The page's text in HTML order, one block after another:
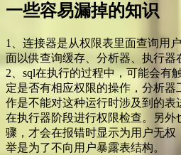
一些容易漏掉的知识
1、连接器是从权限表里面查询用
面以供查询缓存、分析器、执行器
2、sql在执行的过程中，可能会有
定是否有相应权限的操作，分析器
作是不能对这种运行时涉及到的
在执行器阶段进行权限检查。另外
骤，才会在报错时显示为用户无权
举是为了不向用户暴露表结构。